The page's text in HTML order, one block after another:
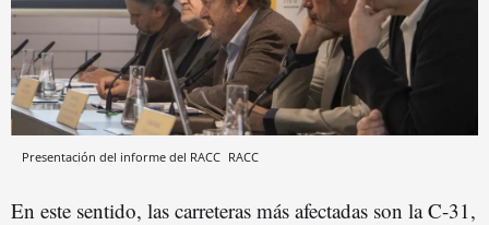
Presentación del informe del RACC RACC
En este sentido, las carreteras más afectadas son la C-31,